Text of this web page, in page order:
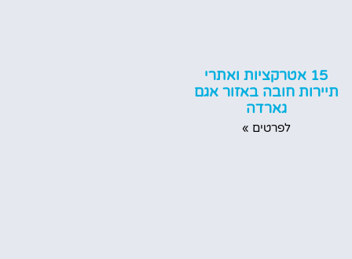
15 אטרקציות ואתרי
תיירות חובה באזור אגם
גארדה
לפרטים »